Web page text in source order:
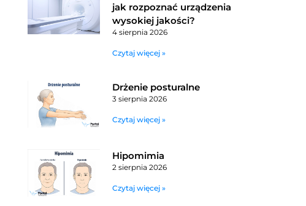
jak rozpoznać urządzenia
wysokiej jakości?
4 sierpnia 2026
Czytaj więcej »
Drżenie posturalne
3 sierpnia 2026
Czytaj więcej »
Hipomimia
2 sierpnia 2026
Czytaj więcej »